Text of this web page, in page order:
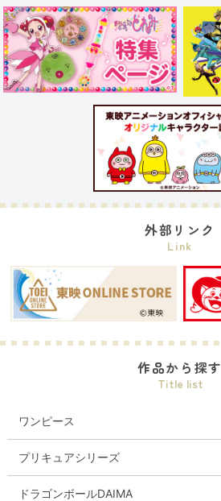
外部リンク
Link
作品から探す
Title list
ワンピース
プリキュアシリーズ
ドラゴンボールDAIMA